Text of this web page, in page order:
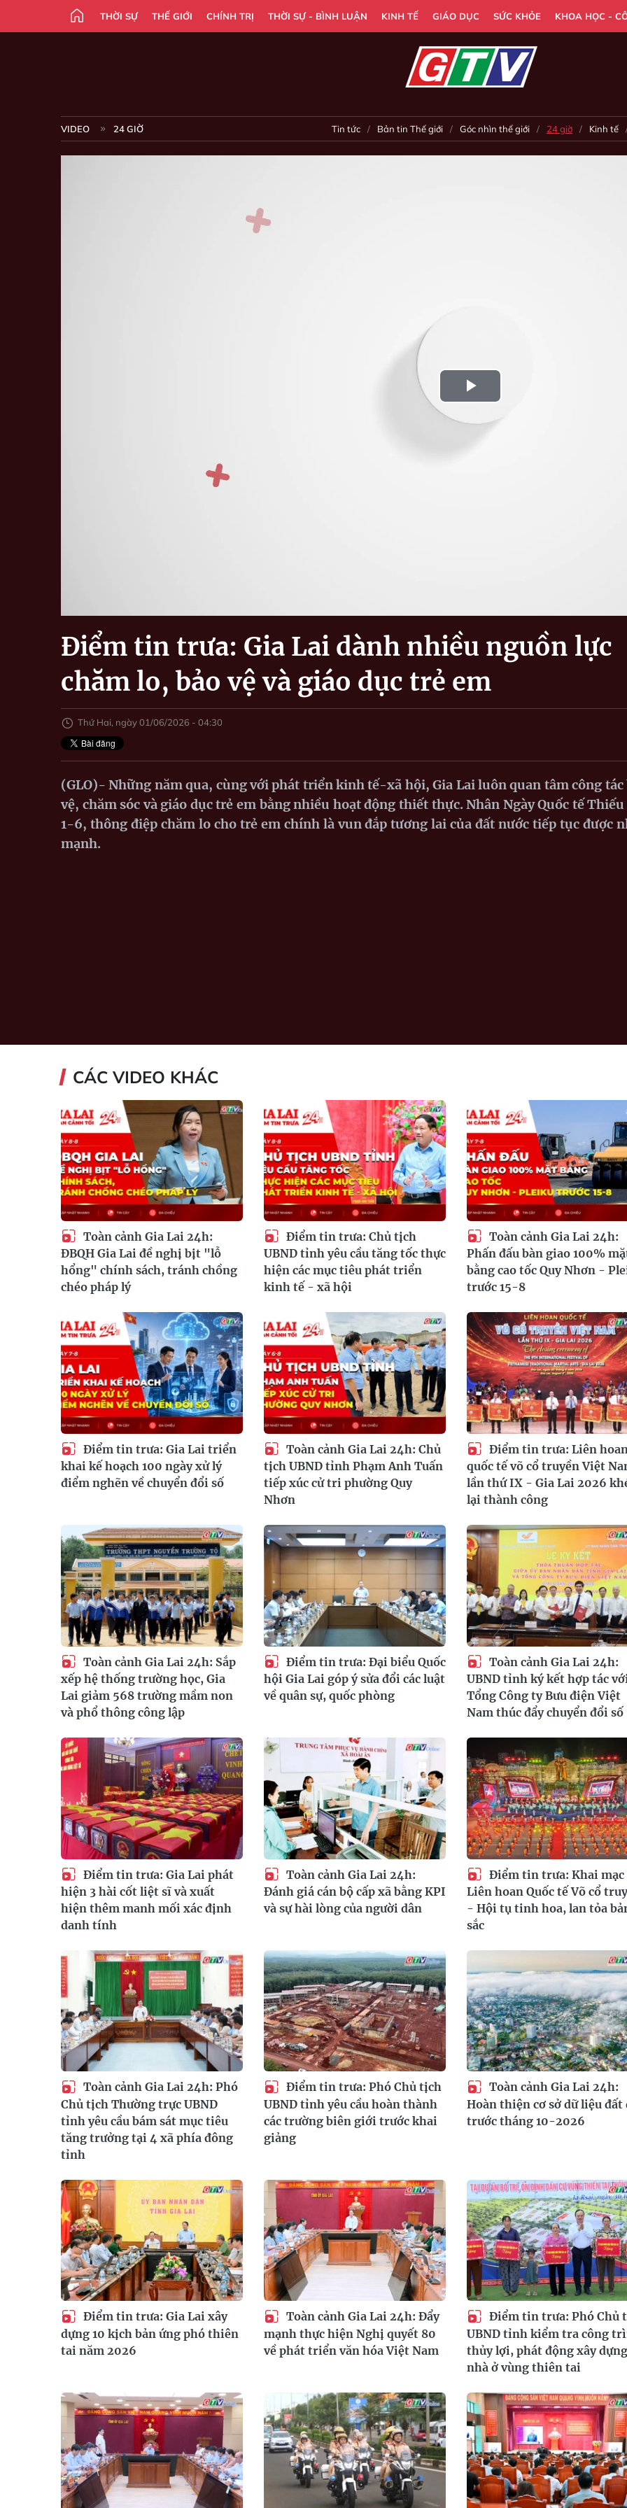
THỜI SỰ THẾ GIỚI CHÍNH TRỊ THỜI SỰ - BÌNH LUẬN KINH TẾ GIÁO DỤC SỨC KHỎE KHOA HỌC -
VIDEO 24 GIỜ Tin tức Bản tin Thế giới Góc nhìn thế giới 24 giờ Kinh tế
Play
Video
Điểm tin trưa: Gia Lai dành nhiều nguồn lực
chăm lo, bảo vệ và giáo dục trẻ em
Thứ Hai, ngày 01/06/2026 - 04:30
(GLO)- Những năm qua, cùng với phát triển kinh tế-xã hội, Gia Lai luôn quan tâm công tác
vệ, chăm sóc và giáo dục trẻ em bằng nhiều hoạt động thiết thực. Nhân Ngày Quốc tế
1-6, thông điệp chăm lo cho trẻ em chính là vun đắp tương lai của đất nước tiếp tục được
mạnh.
CÁC VIDEO KHÁC
Toàn cảnh Gia Lai 24h:
ĐBQH Gia Lai đề nghị bịt "lỗ
hổng" chính sách, tránh chồng
chéo pháp lý
Điểm tin trưa: Chủ tịch
UBND tỉnh yêu cầu tăng tốc thực
hiện các mục tiêu phát triển
kinh tế - xã hội
Toàn cảnh Gia Lai 24h:
Phấn đấu bàn giao 100%
bằng cao tốc Quy Nhơn -
trước 15-8
Điểm tin trưa: Gia Lai triển
khai kế hoạch 100 ngày xử lý
điểm nghẽn về chuyển đổi số
Toàn cảnh Gia Lai 24h: Chủ
tịch UBND tỉnh Phạm Anh Tuấn
tiếp xúc cử tri phường Quy
Nhơn
Điểm tin trưa: Liên
quốc tế võ cổ truyền Việt
lần thứ IX - Gia Lai 2026
lại thành công
Toàn cảnh Gia Lai 24h: Sắp
xếp hệ thống trường học, Gia
Lai giảm 568 trường mầm non
và phổ thông công lập
Điểm tin trưa: Đại biểu Quốc
hội Gia Lai góp ý sửa đổi các luật
về quân sự, quốc phòng
Toàn cảnh Gia Lai 24h:
UBND tỉnh ký kết hợp tác
Tổng Công ty Bưu điện Việt
Nam thúc đẩy chuyển đổi số
Điểm tin trưa: Gia Lai phát
hiện 3 hài cốt liệt sĩ và xuất
hiện thêm manh mối xác định
danh tính
Toàn cảnh Gia Lai 24h:
Đánh giá cán bộ cấp xã bằng KPI
và sự hài lòng của người dân
Điểm tin trưa: Khai mạc
Liên hoan Quốc tế Võ cổ
- Hội tụ tinh hoa, lan tỏa
sắc
Toàn cảnh Gia Lai 24h: Phó
Chủ tịch Thường trực UBND
tỉnh yêu cầu bám sát mục tiêu
tăng trưởng tại 4 xã phía đông
tỉnh
Điểm tin trưa: Phó Chủ tịch
UBND tỉnh yêu cầu hoàn thành
các trường biên giới trước khai
giảng
Toàn cảnh Gia Lai 24h:
Hoàn thiện cơ sở dữ liệu đất
trước tháng 10-2026
Điểm tin trưa: Gia Lai xây
dựng 10 kịch bản ứng phó thiên
tai năm 2026
Toàn cảnh Gia Lai 24h: Đẩy
mạnh thực hiện Nghị quyết 80
về phát triển văn hóa Việt Nam
Điểm tin trưa: Phó Chủ
UBND tỉnh kiểm tra công
thủy lợi, phát động xây dựng
nhà ở vùng thiên tai